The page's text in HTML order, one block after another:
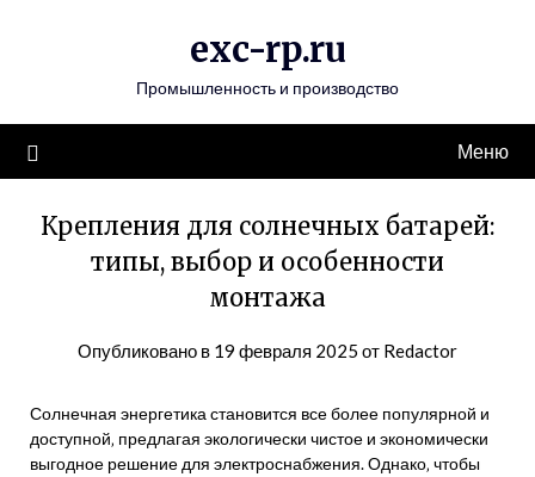
exc-rp.ru
Промышленность и производство
Меню
Крепления для солнечных батарей:
типы, выбор и особенности
монтажа
Опубликовано в 19 февраля 2025 от Redactor
Солнечная энергетика становится все более популярной и
доступной‚ предлагая экологически чистое и экономически
выгодное решение для электроснабжения. Однако‚ чтобы